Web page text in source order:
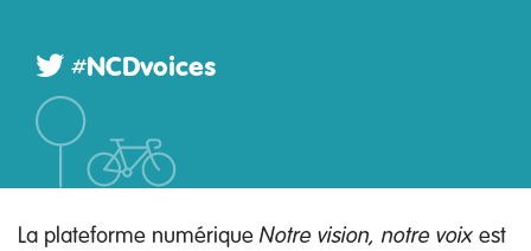
#NCDvoices
La plateforme numérique Notre vision, notre voix est